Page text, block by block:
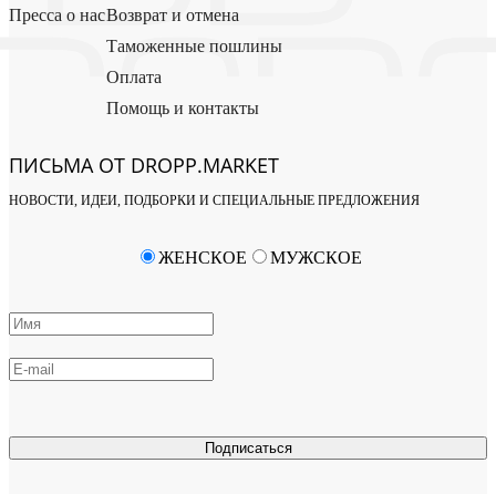
Пресса о насВозврат и отмена
Таможенные пошлины
Оплата
Помощь и контакты
ПИСЬМА ОТ DROPP.MARKET
НОВОСТИ, ИДЕИ, ПОДБОРКИ И СПЕЦИАЛЬНЫЕ ПРЕДЛОЖЕНИЯ
Подписаться
ЖЕНСКОЕ МУЖСКОЕ